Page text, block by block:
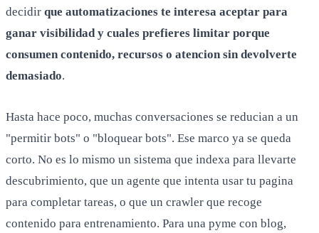
decidir que automatizaciones te interesa aceptar para
ganar visibilidad y cuales prefieres limitar porque
consumen contenido, recursos o atencion sin devolverte
demasiado.
Hasta hace poco, muchas conversaciones se reducian a un
"permitir bots" o "bloquear bots". Ese marco ya se queda
corto. No es lo mismo un sistema que indexa para llevarte
descubrimiento, que un agente que intenta usar tu pagina
para completar tareas, o que un crawler que recoge
contenido para entrenamiento. Para una pyme con blog,